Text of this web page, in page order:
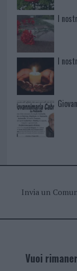
I
I
Invia un
Vuoi